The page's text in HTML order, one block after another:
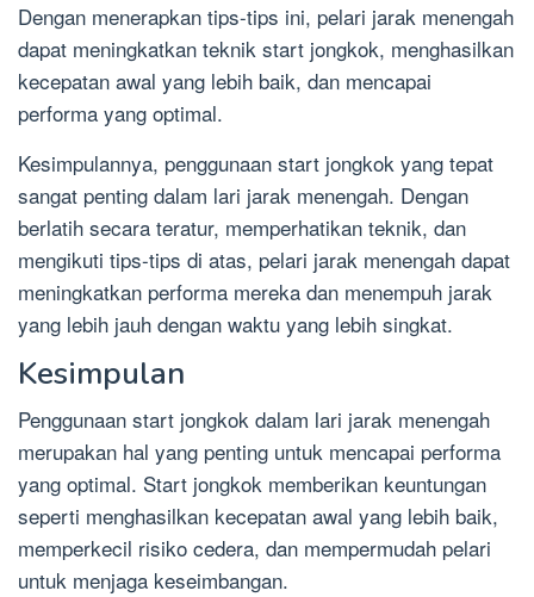
Dengan menerapkan tips-tips ini, pelari jarak menengah
dapat meningkatkan teknik start jongkok, menghasilkan
kecepatan awal yang lebih baik, dan mencapai
performa yang optimal.
Kesimpulannya, penggunaan start jongkok yang tepat
sangat penting dalam lari jarak menengah. Dengan
berlatih secara teratur, memperhatikan teknik, dan
mengikuti tips-tips di atas, pelari jarak menengah dapat
meningkatkan performa mereka dan menempuh jarak
yang lebih jauh dengan waktu yang lebih singkat.
Kesimpulan
Penggunaan start jongkok dalam lari jarak menengah
merupakan hal yang penting untuk mencapai performa
yang optimal. Start jongkok memberikan keuntungan
seperti menghasilkan kecepatan awal yang lebih baik,
memperkecil risiko cedera, dan mempermudah pelari
untuk menjaga keseimbangan.